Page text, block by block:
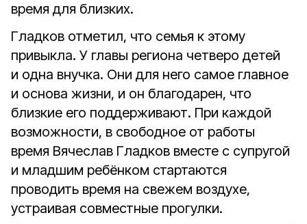
время для близких.
Гладков отметил, что семья к этому
привыкла. У главы региона четверо детей
и одна внучка. Они для него самое главное
и основа жизни, и он благодарен, что
близкие его поддерживают. При каждой
возможности, в свободное от работы
время Вячеслав Гладков вместе с супругой
и младшим ребёнком стартаются
проводить время на свежем воздухе,
устраивая совместные прогулки.